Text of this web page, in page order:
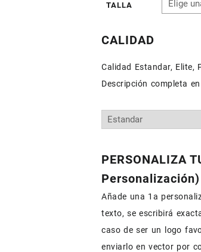
TALLA
CALIDAD
Calidad Estandar, Elite,
Descripción completa
PERSONALIZA
Personalización)
Añade una 1a
texto, se escribirá
caso de ser un logo
enviarlo en vector por